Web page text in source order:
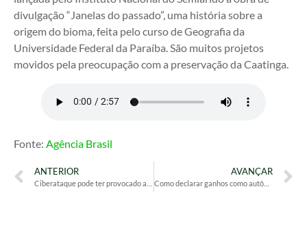
divulgação “Janelas do passado”, uma história sobre a
origem do bioma, feita pelo curso de Geografia da
Universidade Federal da Paraíba. São muitos projetos
movidos pela preocupação com a preservação da Caatinga.
Fonte: Agência Brasil
ANTERIOR AVANÇAR
Como declarar ganhos como autônomo, MEI e CNPJ no Imposto de Renda?